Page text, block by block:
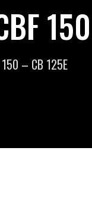
150 – CB 125E